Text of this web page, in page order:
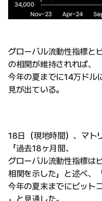
グローバル流動性指標と
の相関が維持されれば、
今年の夏までに14万ドル
見が出ている。
18日（現地時間）、マト
「過去18ヶ月間、
グローバル流動性指標は
相関を示した」と述べ、
今年の夏末までにビット
」と見通した。